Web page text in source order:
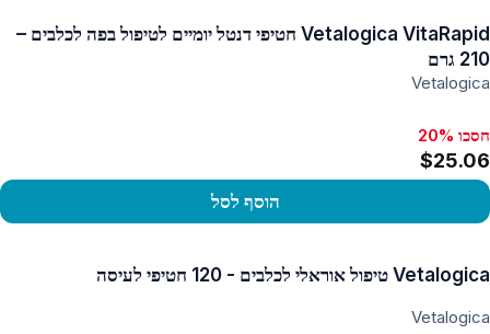
Vetalogica VitaRapid חטיפי דנטל יומיים לטיפול בפה לכלבים –
210 גרם
Vetalogica
חסכו 20%
$25.06
הוסף לסל
Vetalogica טיפול אוראלי לכלבים - 120 חטיפי לעיסה
Vetalogica